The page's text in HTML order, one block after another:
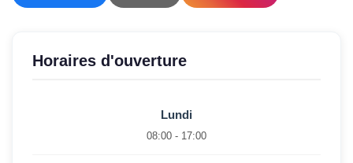
Horaires d'ouverture
Lundi
08:00 - 17:00